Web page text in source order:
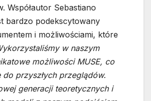
Współautor Sebastiano
bardzo podekscytowany
i możliwościami, które
w naszym
możliwości MUSE, co
do przyszłych przeglądów.
generacji teoretycznych i